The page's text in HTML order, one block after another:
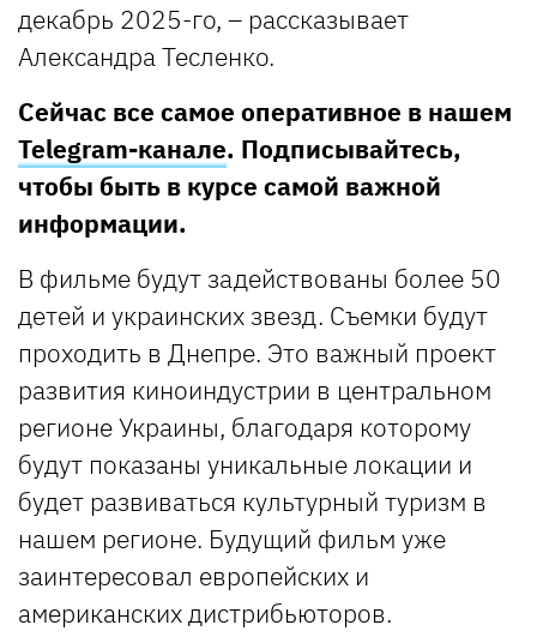
декабрь 2025-го, – рассказывает
Александра Тесленко.
Сейчас все самое оперативное в нашем
Telegram-канале. Подписывайтесь,
чтобы быть в курсе самой важной
информации.
В фильме будут задействованы более 50
детей и украинских звезд. Съемки будут
проходить в Днепре. Это важный проект
развития киноиндустрии в центральном
регионе Украины, благодаря которому
будут показаны уникальные локации и
будет развиваться культурный туризм в
нашем регионе. Будущий фильм уже
заинтересовал европейских и
американских дистрибьюторов.